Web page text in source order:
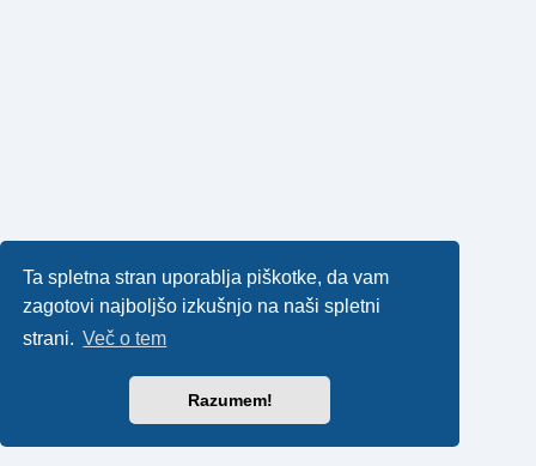
Ta spletna stran uporablja piškotke, da vam
zagotovi najboljšo izkušnjo na naši spletni
strani. Več o tem
Razumem!